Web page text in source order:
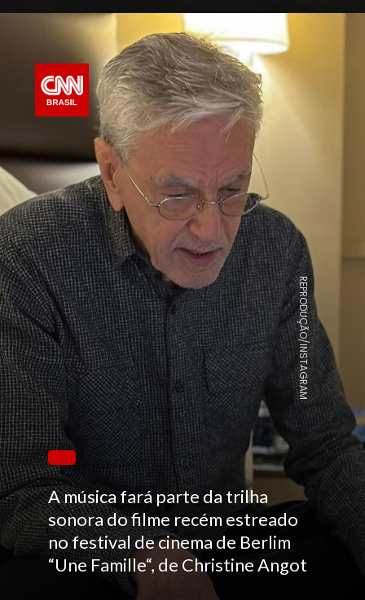
A música fará parte da trilha
sonora do filme recém estreado
no festival de cinema de Berlim
“Une Famille“, de Christine Angot
REPRODUÇÃO/INSTAGRAM